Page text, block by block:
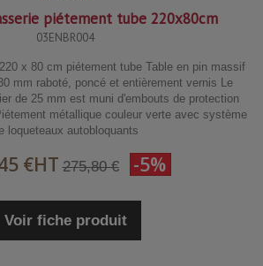
piétement tube 220x80cm
03ENBR004
x 80 cm piétement tube Table en pin massif
mm raboté, poncé et entièrement vernis Le
de 25 mm est muni d'embouts de protection
métallique couleur verte avec système
loqueteaux autobloquants
€HT 275,80 € -5%
Voir fiche produit